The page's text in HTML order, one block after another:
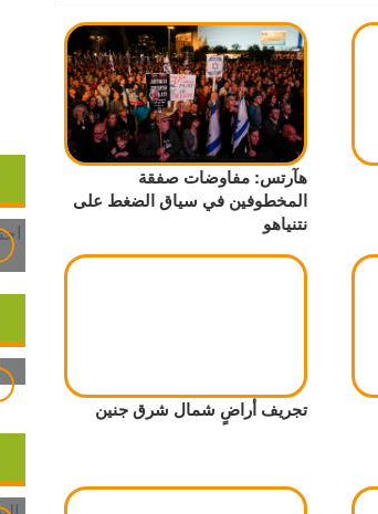
هآرتس: مفاوضات صفقة
المخطوفين في سياق الضغط على
نتنياهو
تجريف أراضٍ شمال شرق جنين